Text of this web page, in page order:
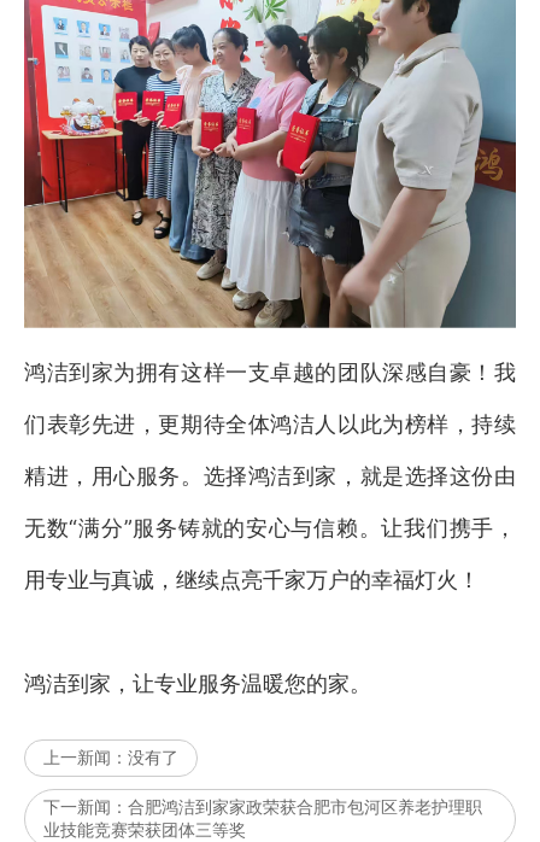
鸿洁到家为拥有这样一支卓越的团队深感自豪！我
们表彰先进，更期待全体鸿洁人以此为榜样，持续
精进，用心服务。选择鸿洁到家，就是选择这份由
无数“满分”服务铸就的安心与信赖。让我们携手，
用专业与真诚，继续点亮千家万户的幸福灯火！
鸿洁到家，让专业服务温暖您的家。
上一新闻： 没有了
下一新闻： 合肥鸿洁到家家政荣获合肥市包河区养老护理职
业技能竞赛荣获团体三等奖